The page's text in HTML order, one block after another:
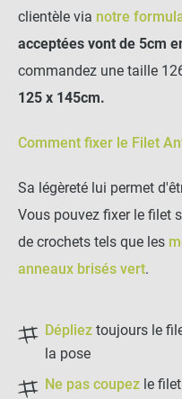
clientèle via notre
acceptées vont de 5cm
commandez une taille
125 x 145cm.
Comment fixer le Filet
Sa légèreté lui permet
Vous pouvez fixer le filet
de crochets tels que les
anneaux brisés vert.
Dépliez toujours le
la pose
Ne pas coupez le